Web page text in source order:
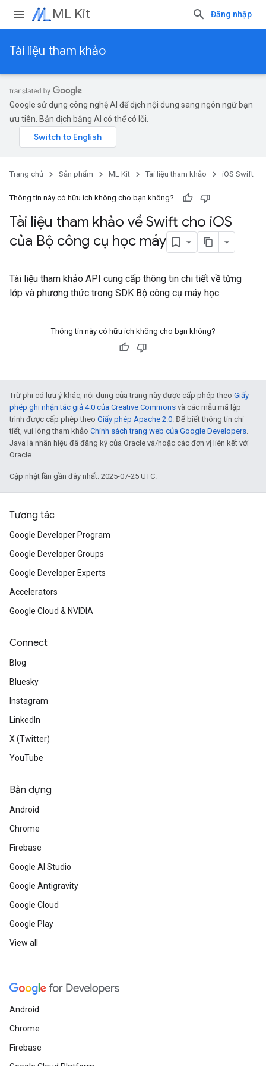
ML Kit Đăng nhập
Tài liệu tham khảo
Google sử dụng công nghệ AI để dịch nội dung sang ngôn ngữ bạn
ưu tiên. Bản dịch bằng AI có thể có lỗi.
Trang chủ Sản phẩm ML Kit Tài liệu tham khảo iOS Swift
Thông tin này có hữu ích không cho bạn không?
Tài liệu tham khảo về Swift cho iOS
của Bộ công cụ học máy
Tài liệu tham khảo API cung cấp thông tin chi tiết về từng
lớp và phương thức trong SDK Bộ công cụ máy học.
Thông tin này có hữu ích không cho bạn không?
Trừ phi có lưu ý khác, nội dung của trang này được cấp phép theo Giấy
phép ghi nhận tác giả 4.0 của Creative Commons và các mẫu mã lập
trình được cấp phép theo Giấy phép Apache 2.0. Để biết thông tin chi
tiết, vui lòng tham khảo Chính sách trang web của Google Developers.
Java là nhãn hiệu đã đăng ký của Oracle và/hoặc các đơn vị liên kết với
Oracle.
Cập nhật lần gần đây nhất: 2025-07-25 UTC.
Tương tác
Google Developer Program
Google Developer Groups
Google Developer Experts
Accelerators
Google Cloud & NVIDIA
Connect
Blog
Bluesky
Instagram
LinkedIn
X (Twitter)
YouTube
Bản dựng
Android
Chrome
Firebase
Google AI Studio
Google Antigravity
Google Cloud
Google Play
View all
Android
Chrome
Firebase